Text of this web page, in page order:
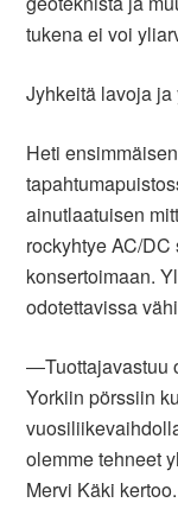
tukena ei voi
Jyhkeitä lavoja
Heti
ainutlaatuisen
rockyhtye AC/
konsertoimaan.
odotettavissa
―Tuottajavastuu
Yorkiin pörssiin
olemme tehneet
Mervi Käki kertoo.